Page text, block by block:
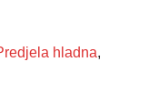
hladna,